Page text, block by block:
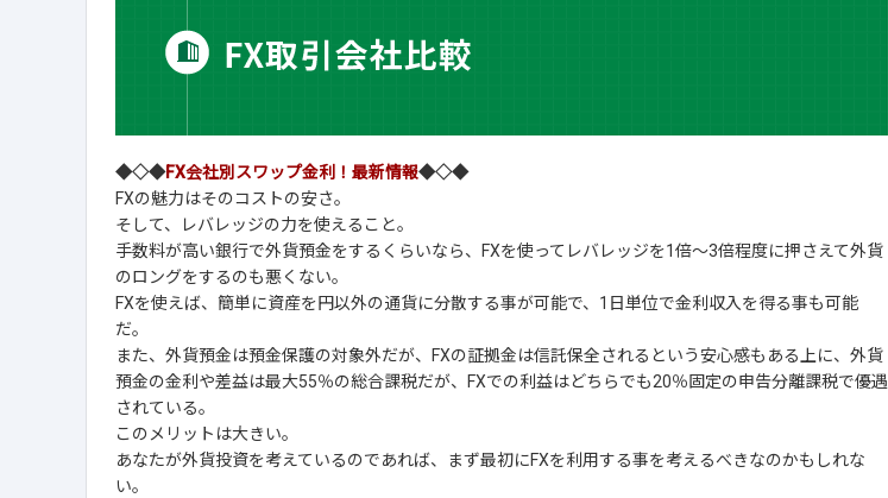
◆◇◆FX会社別スワップ金利！最新情報◆◇◆
FXの魅力はそのコストの安さ。
そして、レバレッジの力を使えること。
手数料が高い銀行で外貨預金をするくらいなら、FXを使ってレバレッジを1倍～3倍程度に押さえて外貨
のロングをするのも悪くない。
FXを使えば、簡単に資産を円以外の通貨に分散する事が可能で、1日単位で金利収入を得る事も可能
だ。
また、外貨預金は預金保護の対象外だが、FXの証拠金は信託保全されるという安心感もある上に、外貨
預金の金利や差益は最大55％の総合課税だが、FXでの利益はどちらでも20％固定の申告分離課税で優遇
されている。
このメリットは大きい。
あなたが外貨投資を考えているのであれば、まず最初にFXを利用する事を考えるべきなのかもしれな
い。